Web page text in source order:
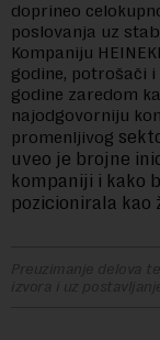
doprineo
poslovanja uz
Kompaniju
godine, potrošači
godine zaredom
najodgovorniju
promenljivog
uveo je brojne
kompaniji i kako
pozicionirala kao
Preuzimanje delova
izvora i uz